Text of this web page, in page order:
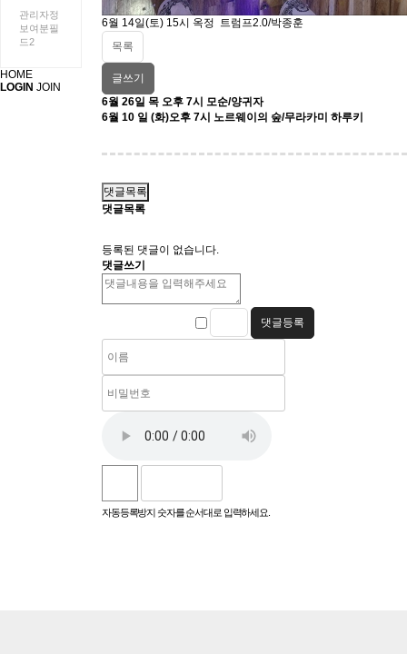
6월 14일(토) 15시 옥정 트럼프2.0/박종훈
목록
글쓰기
6월 26일 목 오후 7시 모순/양귀자
6월 10 일 (화)오후 7시 노르웨이의 숲/무라카미 하루키
댓글목록
댓글목록
등록된 댓글이 없습니다.
댓글쓰기
자동등록방지 숫자를 순서대로 입력하세요.
관리자정
보여분필
드2
HOME
LOGIN JOIN